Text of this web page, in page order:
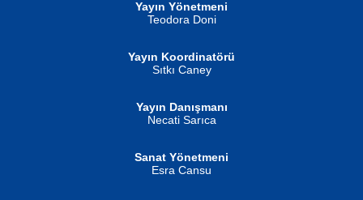
Yayın Yönetmeni
Teodora Doni
Yayın Koordinatörü
Sıtkı Caney
Yayın Danışmanı
Necati Sarıca
Sanat Yönetmeni
Esra Cansu